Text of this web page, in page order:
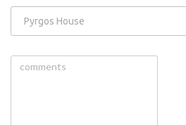
Pyrgos House